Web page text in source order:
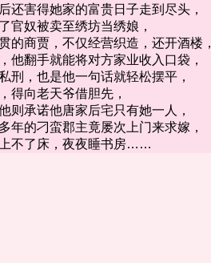
害得她家的富贵日子走到尽头，
奴被卖至绣坊当绣娘，
商贾，不仅经营织造，还开酒楼，
翻手就能将对方家业收入口袋，
，也是他一句话就轻松摆平，
向老天爷借胆先，
承诺他唐家后宅只有她一人，
的刁蛮郡主竟屡次上门来求嫁，
不了床，夜夜睡书房……